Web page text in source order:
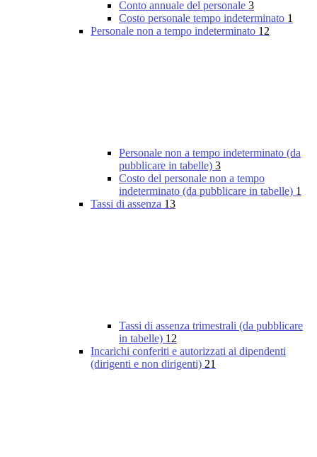
Conto annuale del personale 3
Costo personale tempo indeterminato 1
Personale non a tempo indeterminato 12
Personale non a tempo indeterminato (da
pubblicare in tabelle) 3
Costo del personale non a tempo
indeterminato (da pubblicare in tabelle) 1
Tassi di assenza 13
Tassi di assenza trimestrali (da pubblicare
in tabelle) 12
Incarichi conferiti e autorizzati ai dipendenti
(dirigenti e non dirigenti) 21